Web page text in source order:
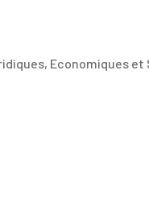
Economiques et